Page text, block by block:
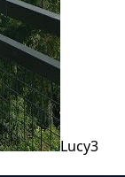
Lucy3